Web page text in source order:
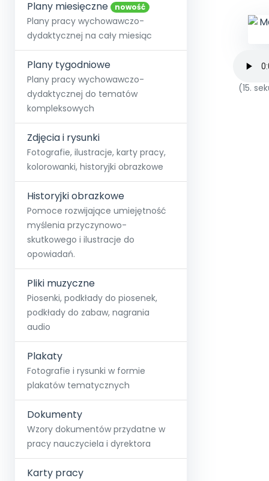
Społeczność
+48 12 631 04 10
kontakt@blizejprzedszkola.pl
O miesięczniku
Strona główna
O Akademii
Akademia
Poznaj pakiet MAX
Testuj przez 7 dni Pełen
Wszystkie projekty
Skontaktuj się
Dodaj wpis
Plany miesięczne nowość
Plany pracy wychowawczo-
dydaktycznej na cały miesiąc
Plany tygodniowe
Plany pracy wychowawczo-
dydaktycznej do tematów
kompleksowych
Zdjęcia i rysunki
Fotografie, ilustracje, karty pracy,
kolorowanki, historyjki obrazkowe
Historyjki obrazkowe
Pomoce rozwijające umiejętność
myślenia przyczynowo-
skutkowego i ilustracje do
opowiadań.
Pliki muzyczne
Piosenki, podkłady do piosenek,
podkłady do zabaw, nagrania
audio
Plakaty
Fotografie i rysunki w formie
plakatów tematycznych
Dokumenty
Wzory dokumentów przydatne w
pracy nauczyciela i dyrektora
Karty pracy
(15.